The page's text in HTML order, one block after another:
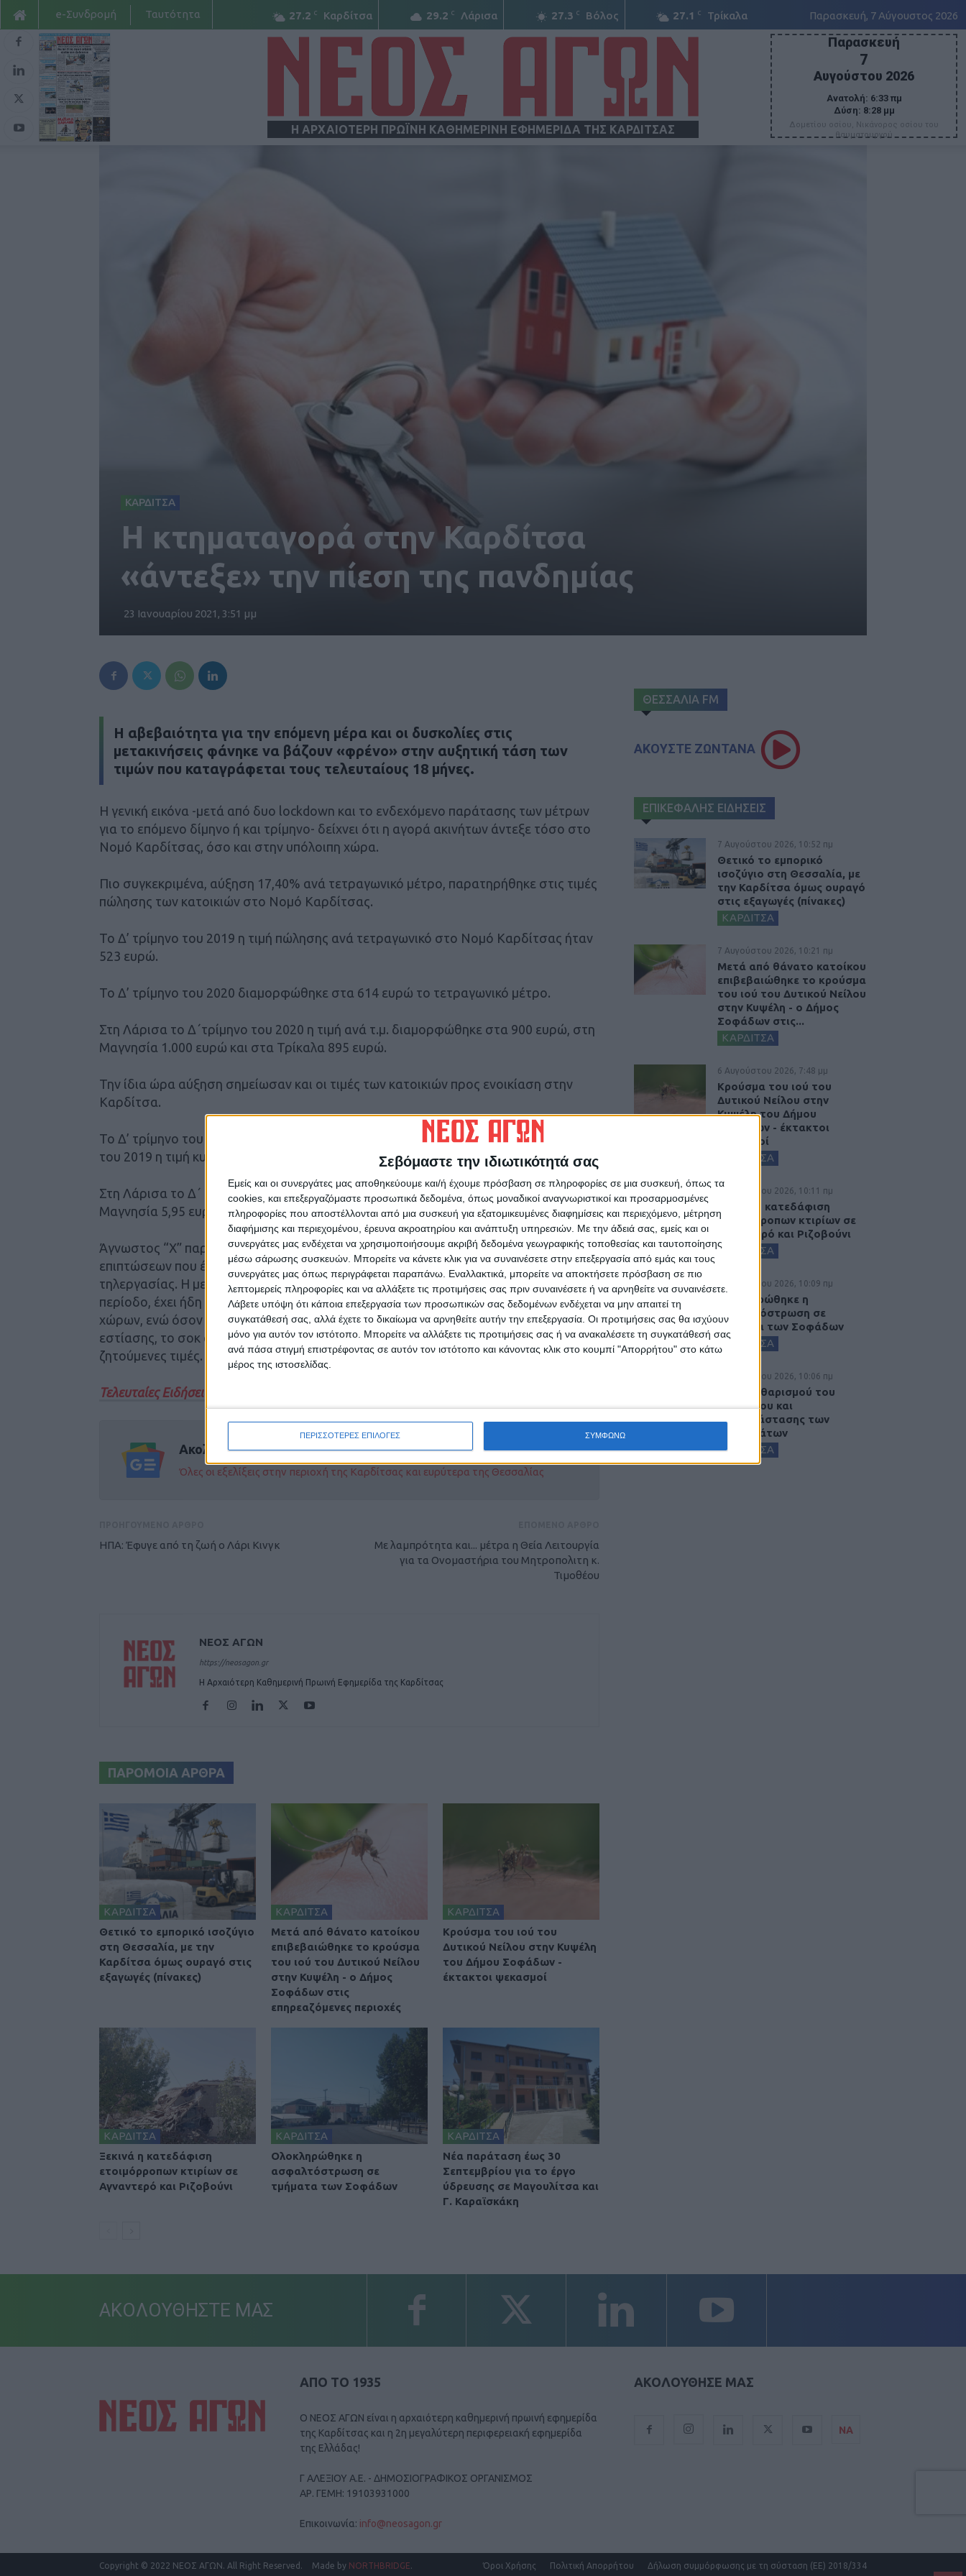
Σεβόμαστε την ιδιωτικότητά σας
Εμείς και οι συνεργάτες μας αποθηκεύουμε και/ή έχουμε πρόσβαση σε πληροφορίες σε μια συσκευή, όπως τα
cookies, και επεξεργαζόμαστε προσωπικά δεδομένα, όπως μοναδικοί αναγνωριστικοί και προσαρμοσμένες
πληροφορίες που αποστέλλονται από μια συσκευή για εξατομικευμένες διαφημίσεις και περιεχόμενο, μέτρηση
διαφήμισης και περιεχομένου, έρευνα ακροατηρίου και ανάπτυξη υπηρεσιών. Με την άδειά σας, εμείς και οι
συνεργάτες μας ενδέχεται να χρησιμοποιήσουμε ακριβή δεδομένα γεωγραφικής τοποθεσίας και ταυτοποίησης
μέσω σάρωσης συσκευών. Μπορείτε να κάνετε κλικ για να συναινέσετε στην επεξεργασία από εμάς και τους
συνεργάτες μας όπως περιγράφεται παραπάνω. Εναλλακτικά, μπορείτε να αποκτήσετε πρόσβαση σε πιο
λεπτομερείς πληροφορίες και να αλλάξετε τις προτιμήσεις σας πριν συναινέσετε ή να αρνηθείτε να συναινέσετε.
Λάβετε υπόψη ότι κάποια επεξεργασία των προσωπικών σας δεδομένων ενδέχεται να μην απαιτεί τη
συγκατάθεσή σας, αλλά έχετε το δικαίωμα να αρνηθείτε αυτήν την επεξεργασία. Οι προτιμήσεις σας θα ισχύουν
μόνο για αυτόν τον ιστότοπο. Μπορείτε να αλλάξετε τις προτιμήσεις σας ή να ανακαλέσετε τη συγκατάθεσή σας
ανά πάσα στιγμή επιστρέφοντας σε αυτόν τον ιστότοπο και κάνοντας κλικ στο κουμπί "Απορρήτου" στο κάτω
μέρος της ιστοσελίδας.
ΠΕΡΙΣΣΟΤΕΡΕΣ ΕΠΙΛΟΓΕΣ ΣΥΜΦΩΝΩ
27.2 C Καρδίτσα 29.2 C Λάρισα 27.3 C Βόλος 27.1 C Τρίκαλα Παρασκευή, 7 Αύγουστος 2026
e-Συνδρομή Ταυτότητα
Η ΑΡΧΑΙΟΤΕΡΗ ΠΡΩΪΝΗ ΚΑΘΗΜΕΡΙΝΗ ΕΦΗΜΕΡΙΔΑ ΤΗΣ ΚΑΡΔΙΤΣΑΣ
ΑΓΩΝ
Παρασκευή
7
Αυγούστου 2026
Ανατολή: 6:33 πμ
Δύση: 8:28 μμ
Δομετίου οσίου, Νικάνορος οσίου του
θαυματουργού
ΚΑΡΔΙΤΣΑ
Η κτηματαγορά στην Καρδίτσα
«άντεξε» την πίεση της πανδημίας
23 Ιανουαρίου 2021, 3:51 μμ
Η αβεβαιότητα για την επόμενη μέρα και οι δυσκολίες στις
μετακινήσεις φάνηκε να βάζουν «φρένο» στην αυξητική τάση των
τιμών που καταγράφεται τους τελευταίους 18 μήνες.
Η γενική εικόνα -μετά από δυο lockdown και το ενδεχόμενο παράτασης των μέτρων
για το επόμενο δίμηνο ή και τρίμηνο- δείχνει ότι η αγορά ακινήτων άντεξε τόσο στο
Νομό Καρδίτσας, όσο και στην υπόλοιπη χώρα.
Πιο συγκεκριμένα, αύξηση 17,40% ανά τετραγωνικό μέτρο, παρατηρήθηκε στις τιμές
πώλησης των κατοικιών στο Νομό Καρδίτσας.
Το Δ’ τρίμηνο του 2019 η τιμή πώλησης ανά τετραγωνικό στο Νομό Καρδίτσας ήταν
523 ευρώ.
Το Δ’ τρίμηνο του 2020 διαμορφώθηκε στα 614 ευρώ το τετραγωνικό μέτρο.
Στη Λάρισα το Δ΄τρίμηνο του 2020 η τιμή ανά τ.μ. διαμορφώθηκε στα 900 ευρώ, στη
Μαγνησία 1.000 ευρώ και στα Τρίκαλα 895 ευρώ.
Την ίδια ώρα αύξηση σημείωσαν και οι τιμές των κατοικιών προς ενοικίαση στην
Καρδίτσα.
Το Δ’ τρίμηνο του 2020 η τιμή διαμορφώθηκε στα 5 ευρώ ανά τ.μ, όταν το Δ’ τρίμηνο
του 2019 η τιμή κυμαινόταν στα 3,98 ευρώ ανά τ.μ.
Στη Λάρισα το Δ΄ τρίμηνο του 2020 η τιμή διαμορφώθηκε στα 6,39 ευρώ ανά τ.μ, στη
Μαγνησία 5,95 ευρώ και στα Τρίκαλα 4,80 ευρώ.
Άγνωστος “Χ” παραμένει η αγορά των επαγγελματικών ακινήτων, λόγω των
επιπτώσεων που έχει προκαλέσει η πανδημία με την εντυπωσιακή εφαρμογή της
τηλεργασίας. Η μείωση του λειτουργικού κόστους των επιχειρήσεων αυτήν την
περίοδο, έχει ήδη οδηγήσει πολλές εταιρίες στην επιλογή μικρότερων γραφειακών
χώρων, ενώ όσον αφορά στα εμπορικά καταστήματα και στις επιχειρήσεις
εστίασης, το σοκ από το παρατεταμένο lockdown είναι βέβαιο ότι θα επηρεάσει τις
ζητούμενες τιμές.
Τελευταίες Ειδήσεις Σήμερα
Ακολούθησε την εφημερίδα ΝΕΟΣ ΑΓΩΝ στο Google News!
Όλες οι εξελίξεις στην περιοχή της Καρδίτσας και ευρύτερα της Θεσσαλίας
ΗΠΑ: Έφυγε από τη ζωή ο Λάρι Κινγκ
Με λαμπρότητα και... μέτρα η Θεία Λειτουργία
για τα Ονομαστήρια του Μητροπολιτη κ.
Τιμοθέου
ΝΕΟΣ ΑΓΩΝ
https://neosagon.gr
Η Αρχαιότερη Καθημερινή Πρωινή Εφημερίδα της Καρδίτσας
ΠΑΡΟΜΟΙΑ ΑΡΘΡΑ
ΚΑΡΔΙΤΣΑ
Θετικό το εμπορικό ισοζύγιο
στη Θεσσαλία, με την
Καρδίτσα όμως ουραγό στις
εξαγωγές (πίνακες)
ΚΑΡΔΙΤΣΑ
Μετά από θάνατο κατοίκου
επιβεβαιώθηκε το κρούσμα
του ιού του Δυτικού Νείλου
στην Κυψέλη - ο Δήμος
Σοφάδων στις
επηρεαζόμενες περιοχές
ΚΑΡΔΙΤΣΑ
Κρούσμα του ιού του
Δυτικού Νείλου στην Κυψέλη
του Δήμου Σοφάδων -
έκτακτοι ψεκασμοί
ΚΑΡΔΙΤΣΑ
Ξεκινά η κατεδάφιση
ετοιμόρροπων κτιρίων σε
Αγναντερό και Ριζοβούνι
ΚΑΡΔΙΤΣΑ
Ολοκληρώθηκε η
ασφαλτόστρωση σε
τμήματα των Σοφάδων
ΚΑΡΔΙΤΣΑ
Νέα παράταση έως 30
Σεπτεμβρίου για το έργο
ύδρευσης σε Μαγουλίτσα και
Γ. Καραϊσκάκη
ΘΕΣΣΑΛΙΑ FM
ΑΚΟΥΣΤΕ ΖΩΝΤΑΝΑ
ΕΠΙΚΕΦΑΛΗΣ ΕΙΔΗΣΕΙΣ
7 Αυγούστου 2026, 10:52 πμ
Θετικό το εμπορικό
ισοζύγιο στη Θεσσαλία, με
την Καρδίτσα όμως ουραγό
στις εξαγωγές (πίνακες)
ΚΑΡΔΙΤΣΑ
7 Αυγούστου 2026, 10:21 πμ
Μετά από θάνατο κατοίκου
επιβεβαιώθηκε το κρούσμα
του ιού του Δυτικού Νείλου
στην Κυψέλη - ο Δήμος
Σοφάδων στις...
ΚΑΡΔΙΤΣΑ
6 Αυγούστου 2026, 7:48 μμ
Κρούσμα του ιού του
Δυτικού Νείλου στην
Κυψέλη του Δήμου
Σοφάδων - έκτακτοι
ψεκασμοί
ΚΑΡΔΙΤΣΑ
6 Αυγούστου 2026, 10:11 πμ
Ξεκινά η κατεδάφιση
ετοιμόρροπων κτιρίων σε
Αγναντερό και Ριζοβούνι
ΚΑΡΔΙΤΣΑ
6 Αυγούστου 2026, 10:09 πμ
Ολοκληρώθηκε η
ασφαλτόστρωση σε
τμήματα των Σοφάδων
ΚΑΡΔΙΤΣΑ
6 Αυγούστου 2026, 10:06 πμ
Έργο καθαρισμού του
Ρογόζινου και
αποκατάστασης των
αναχωμάτων
ΚΑΡΔΙΤΣΑ
ΑΚΟΛΟΥΘΗΣΤΕ ΜΑΣ
ΑΠΟ ΤΟ 1935
Ο ΝΕΟΣ ΑΓΩΝ είναι η αρχαιότερη καθημερινή πρωινή εφημερίδα
της Καρδίτσας και η 2η μεγαλύτερη περιφερειακή εφημερίδα
της Ελλάδας!
Γ ΑΛΕΞΙΟΥ Α.Ε. - ΔΗΜΟΣΙΟΓΡΑΦΙΚΟΣ ΟΡΓΑΝΙΣΜΟΣ
ΑΡ. ΓΕΜΗ: 19103931000
Επικοινωνία: info@neosagon.gr
ΑΚΟΛΟΥΘΗΣΕ ΜΑΣ
ΝΑ
Όροι Χρήσης Πολιτική Απορρήτου Δήλωση συμμόρφωσης με τη σύσταση (ΕΕ) 2018/334
Copyright © 2022 ΝΕΟΣ ΑΓΩΝ. All Right Reserved. Made by NORTHBRIDGE.